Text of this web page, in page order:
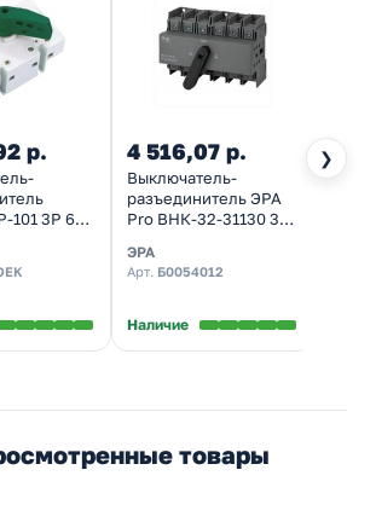
❯
р.
101 3P 63A
4 516,07 р.
Выключатель-
разъединитель ЭРА
Pro ВНК-32-31130 3П
фронтальной ручкой
mvr30-3-063E
ЭРА
Арт. Б0054012
Наличие
3
товары